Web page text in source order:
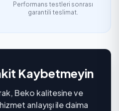
Performans testleri sonrası
garantili teslimat.
Kaybetmeyin
Beko kalitesine ve
anlayışı ile daima